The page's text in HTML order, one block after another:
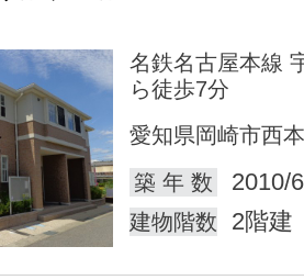
名鉄名古屋本線
ら徒歩7分
愛知県岡崎市西
築 年 数
2010/
建物階数 2階建